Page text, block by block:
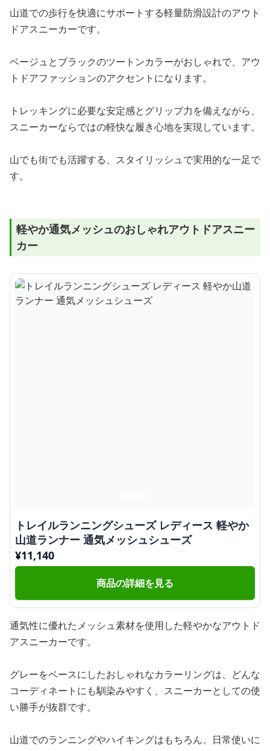
山道での歩行を快適にサポートする軽量防滑設計のアウト
ドアスニーカーです。
ベージュとブラックのツートンカラーがおしゃれで、アウ
トドアファッションのアクセントになります。
トレッキングに必要な安定感とグリップ力を備えながら、
スニーカーならではの軽快な履き心地を実現しています。
山でも街でも活躍する、スタイリッシュで実用的な一足で
す。
軽やか通気メッシュのおしゃれアウトドアスニー
カー
トレイルランニングシューズ レディース 軽やか
山道ランナー 通気メッシュシューズ
¥11,140
商品の詳細を見る
通気性に優れたメッシュ素材を使用した軽やかなアウトド
アスニーカーです。
グレーをベースにしたおしゃれなカラーリングは、どんな
コーディネートにも馴染みやすく、スニーカーとしての使
い勝手が抜群です。
山道でのランニングやハイキングはもちろん、日常使いに